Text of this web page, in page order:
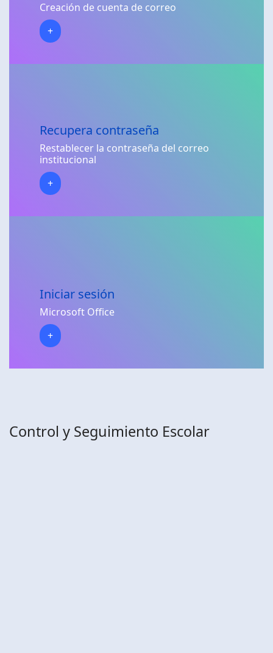
Creación de cuenta de correo
+
Recupera contraseña
Restablecer la contraseña del correo
institucional
+
Iniciar sesión
Microsoft Office
+
Control y Seguimiento Escolar